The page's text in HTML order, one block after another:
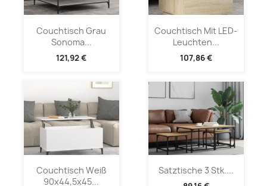
Couchtisch Grau
Sonoma...
121,92 €
Couchtisch Mit LED-
Leuchten...
107,86 €
Couchtisch Weiß
90x44,5x45...
Satztische 3 Stk....